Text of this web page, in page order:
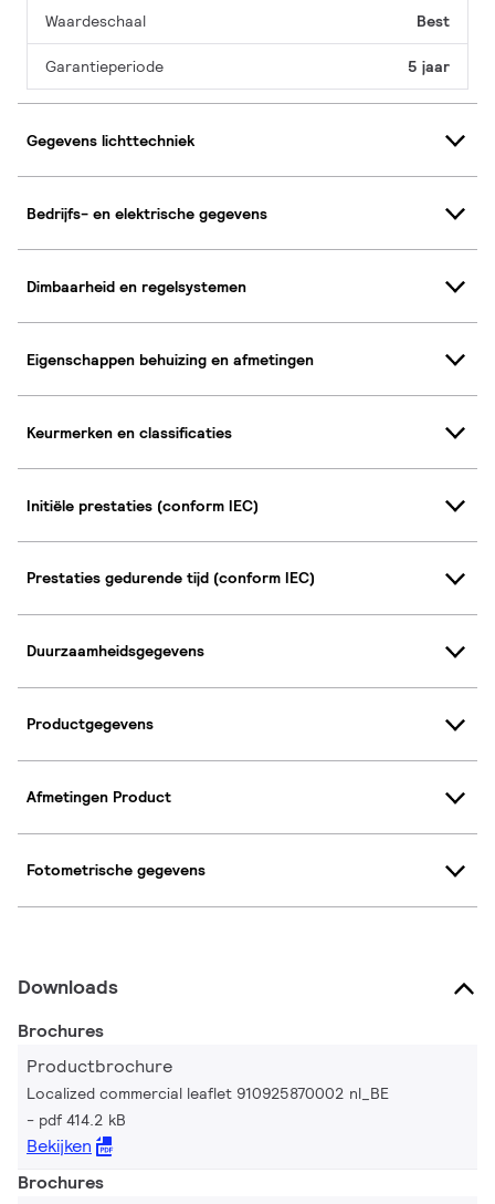
Waardeschaal Best
Garantieperiode 5 jaar
Gegevens lichttechniek
Bedrijfs- en elektrische gegevens
Dimbaarheid en regelsystemen
Eigenschappen behuizing en afmetingen
Keurmerken en classificaties
Initiële prestaties (conform IEC)
Prestaties gedurende tijd (conform IEC)
Duurzaamheidsgegevens
Productgegevens
Afmetingen Product
Fotometrische gegevens
Downloads
Brochures
Productbrochure
Localized commercial leaflet 910925870002 nl_BE
pdf 414.2 kB
Bekijken
Brochures